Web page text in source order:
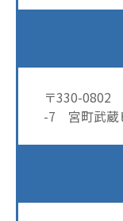
〒330-0802
-7 宮町武蔵